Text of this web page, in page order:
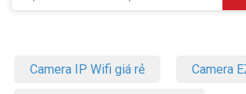
Camera IP Wifi giá rẻ Camera